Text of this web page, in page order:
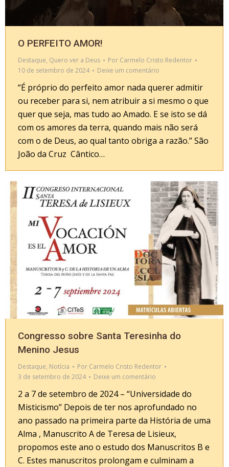
O PERFEITO AMOR!
Destaque, Quero ver a Deus Por Carmelo Cristo Redentor
10 de setembro de 2024
Deixe um comentário
“É próprio do perfeito amor nada querer admitir
ou receber para si, nem atribuir a si mesmo o que
quer que seja, mas tudo ao Amado. E se isto se dá
com os amores da terra, quando mais não será
com o de Deus, ao qual tanto obriga a razão.” São
João da Cruz Cântico…
Congresso sobre Santa Teresinha do
Menino Jesus
Destaque, Notícia Por Carmelo Cristo Redentor
3 de setembro de 2024
Deixe um comentário
2 a 7 de setembro de 2024 – “Universidade do
Misticismo” Depois de ter nos aprofundado no
ano passado na primeira parte da História de uma
Alma , Manuscrito A de Teresa de Lisieux,
propomos este ano o estudo dos Manuscritos B e
C. Estes manuscritos prolongam e culminam a